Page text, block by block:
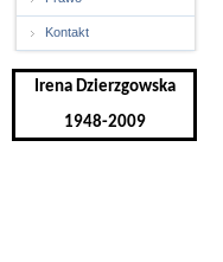
Kontakt
Irena Dzierzgowska
1948-2009